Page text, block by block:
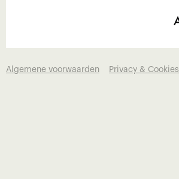
Algemene voorwaarden Privacy & Cookies